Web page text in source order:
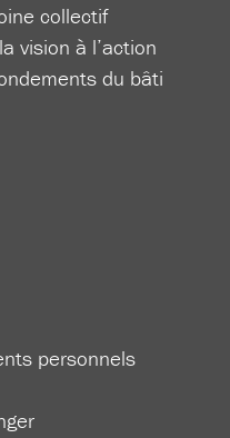
collectif
vision à l’action
du bâti
personnels